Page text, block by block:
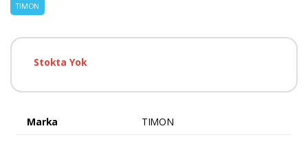
TIMON
Stokta Yok
Marka TIMON